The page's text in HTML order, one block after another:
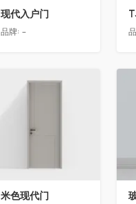
现代入户门
品牌: -
收藏
米色现代门